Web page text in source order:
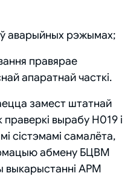
аварыйных рэжымах;
правярае
апаратнай часткі.
замест штатнай
праверкі вырабу Н019 і
сістэмамі самалёта,
абмену БЦВМ
АРМ